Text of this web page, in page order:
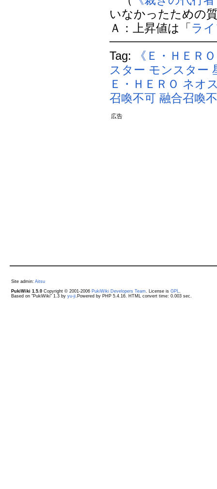
いなかったための
Ａ：上昇値は「ラ
Tag:
《Ｅ・ＨＥＲ
スター モンスター
Ｅ・ＨＥＲＯ ネオ
召喚不可 融合召喚
広告
Site admin: Aitsu
PukiWiki 1.5.0Copyright © 2001-2006 PukiWiki Developers Team . License is GPL
Based on "PukiWiki" 1.3 by yu-ji.Powered by PHP 5.4.16. HTML convert time: 0.003 sec.